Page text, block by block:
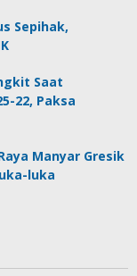
Sepihak,
Saat
22, Paksa
Manyar Gresik
luka